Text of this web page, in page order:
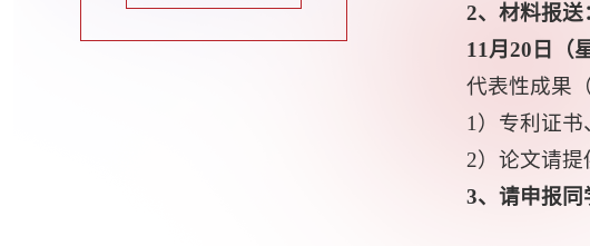
2、材料报送
11月20日（
代表性成果
1）专利证
2）论文请提
3、请申报